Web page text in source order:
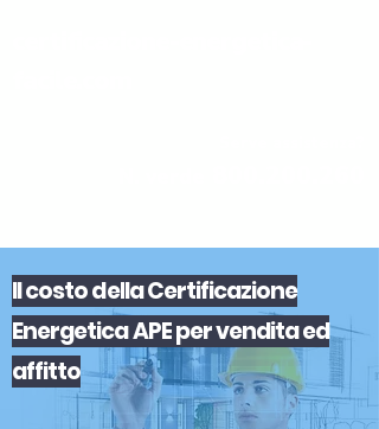
IlcostodellaCertificazione
Energetica APEpervenditaed
affitto